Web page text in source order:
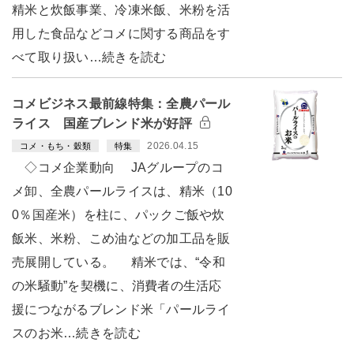
精米と炊飯事業、冷凍米飯、米粉を活
用した食品などコメに関する商品をす
べて取り扱い…続きを読む
コメビジネス最前線特集：全農パール
ライス 国産ブレンド米が好評
コメ・もち・穀類 特集 2026.04.15
◇コメ企業動向 JAグループのコ
メ卸、全農パールライスは、精米（10
0％国産米）を柱に、パックご飯や炊
飯米、米粉、こめ油などの加工品を販
売展開している。 精米では、“令和
の米騒動”を契機に、消費者の生活応
援につながるブレンド米「パールライ
スのお米…続きを読む